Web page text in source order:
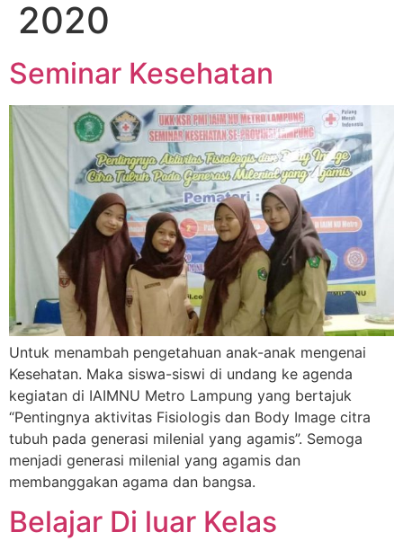
2020
Seminar Kesehatan
Untuk menambah pengetahuan anak-anak mengenai
Kesehatan. Maka siswa-siswi di undang ke agenda
kegiatan di IAIMNU Metro Lampung yang bertajuk
“Pentingnya aktivitas Fisiologis dan Body Image citra
tubuh pada generasi milenial yang agamis”. Semoga
menjadi generasi milenial yang agamis dan
membanggakan agama dan bangsa.
Belajar Di luar Kelas